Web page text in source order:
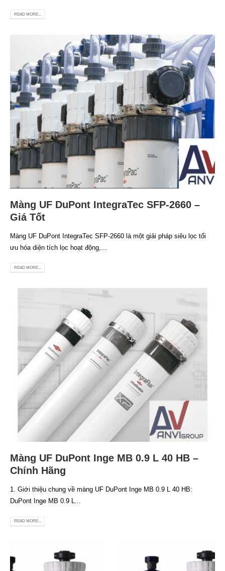
READ MORE...
Màng UF DuPont IntegraTec SFP-2660 –
Giá Tốt
Màng UF DuPont IntegraTec SFP-2660 là một giải pháp siêu lọc tối
ưu hóa diện tích lọc hoạt động,...
READ MORE...
Màng UF DuPont Inge MB 0.9 L 40 HB –
Chính Hãng
1. Giới thiệu chung về màng UF DuPont Inge MB 0.9 L 40 HB:
DuPont Inge MB 0.9 L...
READ MORE...